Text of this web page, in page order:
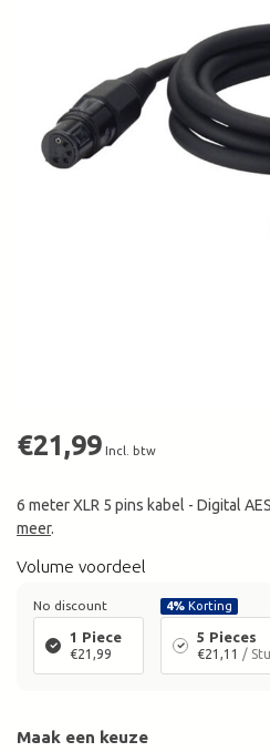
€21,99 Incl. btw
6 meter XLR 5 pins kabel - Digital
meer.
Volume voordeel
No discount
1 Piece
€21,99
4% Korting
5 Pieces
€21,11 /
Maak een keuze